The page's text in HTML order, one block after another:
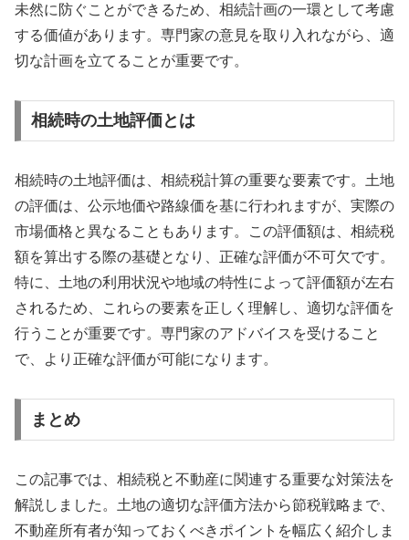
未然に防ぐことができるため、相続計画の一環として考慮
する価値があります。専門家の意見を取り入れながら、適
切な計画を立てることが重要です。
相続時の土地評価とは
相続時の土地評価は、相続税計算の重要な要素です。土地
の評価は、公示地価や路線価を基に行われますが、実際の
市場価格と異なることもあります。この評価額は、相続税
額を算出する際の基礎となり、正確な評価が不可欠です。
特に、土地の利用状況や地域の特性によって評価額が左右
されるため、これらの要素を正しく理解し、適切な評価を
行うことが重要です。専門家のアドバイスを受けること
で、より正確な評価が可能になります。
まとめ
この記事では、相続税と不動産に関連する重要な対策法を
解説しました。土地の適切な評価方法から節税戦略まで、
不動産所有者が知っておくべきポイントを幅広く紹介しま